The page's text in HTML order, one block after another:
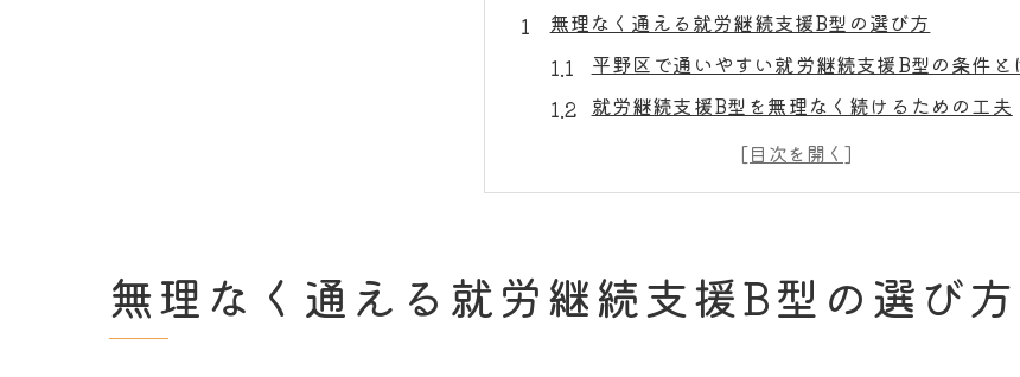
無理なく通える就労継続支援B型の選び方
平野区で通いやすい就労継続支援B型の条件と
就労継続支援B型を無理なく続けるための工夫
平野区就労継続支援B型の一覧比較のポイント
就労継続支援B型と個別支援の相性を考える
平野区で注目されるメンター制度の特徴
就労継続支援B型におけるメンター制度の強み
無理なく通える就労継続支援B型の選び方